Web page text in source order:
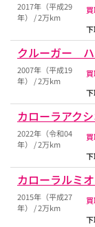
2017年（平成29
年） / 2万km
クルーガー ハ
2007年（平成19
年） / 2万km
カローラアク
2022年（令和04
年） / 2万km
カローラルミ
2015年（平成27
年） / 2万km